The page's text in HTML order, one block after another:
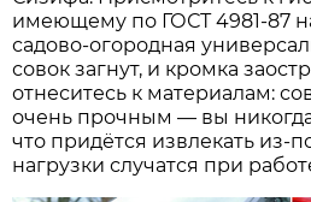
имеющему по ГОСТ 4981-87
садово-огородная
совок загнут, и кромка
отнеситесь к материалам:
очень прочным — вы
что придётся извлекать из-
нагрузки случатся при